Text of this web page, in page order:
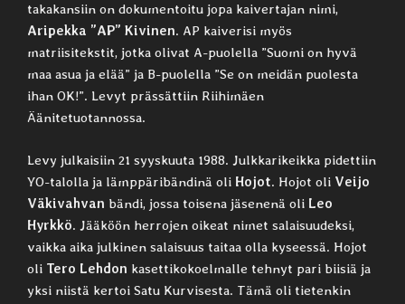
takakansiin on dokumentoitu jopa kaivertajan nimi,
Aripekka ”AP” Kivinen. AP kaiverisi myös
matriisitekstit, jotka olivat A-puolella ”Suomi on hyvä
maa asua ja elää” ja B-puolella ”Se on meidän puolesta
ihan OK!”. Levyt prässättiin Riihimäen
Äänitetuotannossa.
Levy julkaisiin 21 syyskuuta 1988. Julkkarikeikka pidettiin
YO-talolla ja lämppäribändinä oli Hojot. Hojot oli Veijo
Väkivahvan bändi, jossa toisena jäsenenä oli Leo
Hyrkkö. Jääköön herrojen oikeat nimet salaisuudeksi,
vaikka aika julkinen salaisuus taitaa olla kyseessä. Hojot
oli Tero Lehdon kasettikokoelmalle tehnyt pari biisiä ja
yksi niistä kertoi Satu Kurvisesta. Tämä oli tietenkin